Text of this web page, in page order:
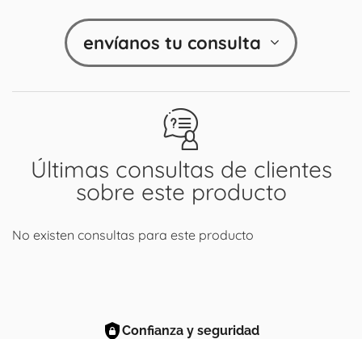
Últimas consultas de clientes
sobre este producto
No existen consultas para este producto
envíanos tu consulta
Confianza y seguridad